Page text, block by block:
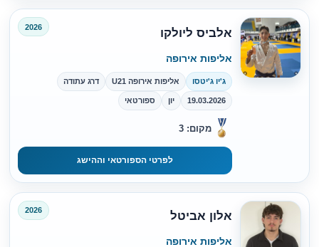
אלביס ליולקו 2026
אליפות אירופה
ג'יו ג'יטסו אליפות אירופה U21 דרג עתודה
19.03.2026 יון ספורטאי
מקום: 3
לפרטי הספורטאי וההישג
אלון אביטל 2026
אליפות אירופה